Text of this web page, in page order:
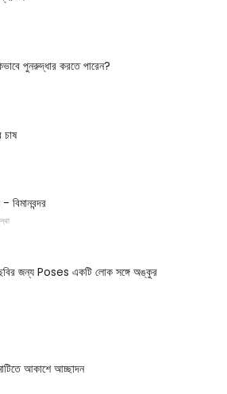
পুনরুদ্ধার করতে পারেন?
বিমানবন্দর
জন্য Poses একটি লোক সঙ্গে অঙ্কুর
আকাশে আচ্ছাদন